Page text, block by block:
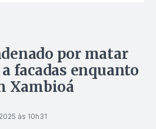
por matar
facadas enquanto
Xambioá
às 10h31